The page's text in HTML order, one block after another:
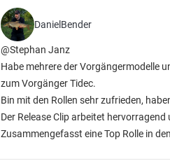
DanielBender
@Stephan Janz
Habe mehrere der Vorgängermodelle
zum Vorgänger Tidec.
Bin mit den Rollen sehr zufrieden,
Der Release Clip arbeitet
Zusammengefasst eine Top Rolle in